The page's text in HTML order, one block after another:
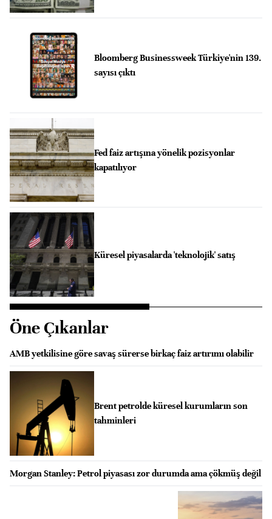
Bloomberg Businessweek Türkiye'nin 139.
sayısı çıktı
Fed faiz artışına yönelik pozisyonlar
kapatılıyor
Küresel piyasalarda 'teknolojik' satış
Öne Çıkanlar
AMB yetkilisine göre savaş sürerse birkaç faiz artırımı olabilir
Brent petrolde küresel kurumların son
tahminleri
Morgan Stanley: Petrol piyasası zor durumda ama çökmüş değil